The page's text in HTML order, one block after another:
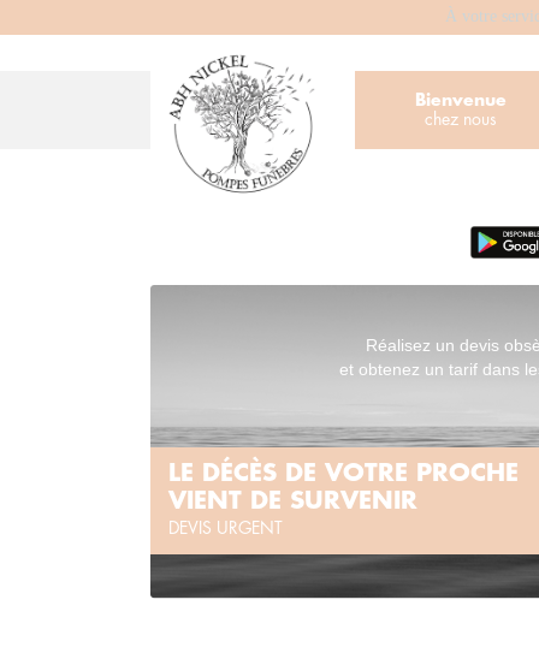
À votre
Bienvenue
chez nous
Réalisez un devis
et obtenez un tarif dans
LE DÉCÈS DE VOTRE PROCHE
VIENT DE SURVENIR
DEVIS URGENT